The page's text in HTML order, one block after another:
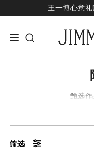
王一博心意
新品上
王一博心意
甄选
筛选